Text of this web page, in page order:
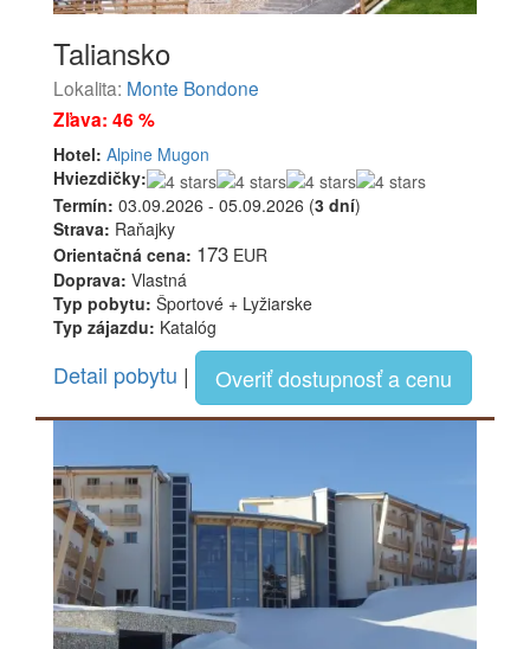
Taliansko
Lokalita: Monte Bondone
Zľava: 46 %
Hotel: Alpine Mugon
Hviezdičky:
Termín: 03.09.2026 - 05.09.2026 (3 dní)
Strava: Raňajky
Orientačná cena: 173 EUR
Doprava: Vlastná
Typ pobytu: Športové + Lyžiarske
Typ zájazdu: Katalóg
Detail pobytu | Overiť dostupnosť a cenu